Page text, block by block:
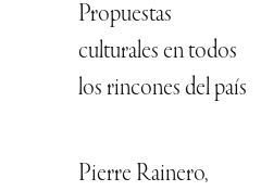
Propuestas
culturales en todos
los rincones del país
Pierre Rainero,